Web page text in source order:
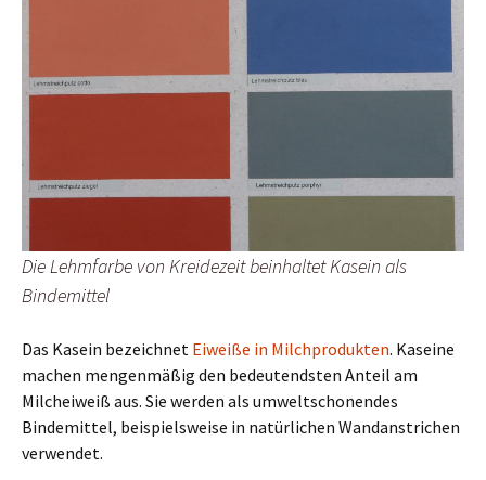
Die Lehmfarbe von Kreidezeit beinhaltet Kasein als
Bindemittel
Das Kasein bezeichnet Eiweiße in Milchprodukten. Kaseine
machen mengenmäßig den bedeutendsten Anteil am
Milcheiweiß aus. Sie werden als umweltschonendes
Bindemittel, beispielsweise in natürlichen Wandanstrichen
verwendet.